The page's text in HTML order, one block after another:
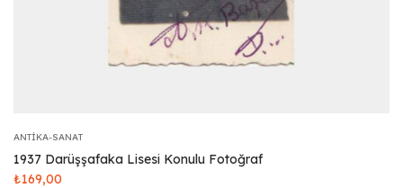
ANTIKA-SANAT
1937 Darüşşafaka Lisesi Konulu Fotoğraf
₺169,00